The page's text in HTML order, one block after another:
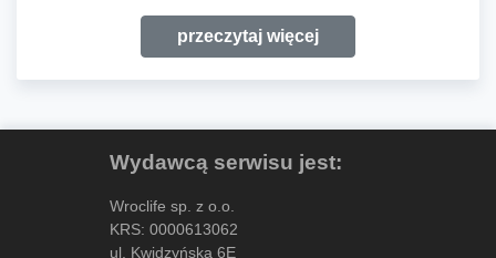
przeczytaj więcej
Wydawcą serwisu jest:
Wroclife sp. z o.o.
KRS: 0000613062
ul. Kwidzyńska 6E